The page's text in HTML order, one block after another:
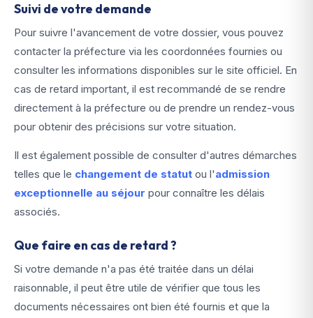
Suivi de votre demande
Pour suivre l'avancement de votre dossier, vous pouvez
contacter la préfecture via les coordonnées fournies ou
consulter les informations disponibles sur le site officiel. En
cas de retard important, il est recommandé de se rendre
directement à la préfecture ou de prendre un rendez-vous
pour obtenir des précisions sur votre situation.
Il est également possible de consulter d'autres démarches
telles que le changement de statut ou l'admission
exceptionnelle au séjour pour connaître les délais
associés.
Que faire en cas de retard ?
Si votre demande n'a pas été traitée dans un délai
raisonnable, il peut être utile de vérifier que tous les
documents nécessaires ont bien été fournis et que la